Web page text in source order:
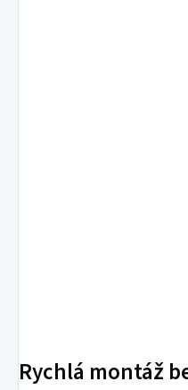
Rychlá montáž